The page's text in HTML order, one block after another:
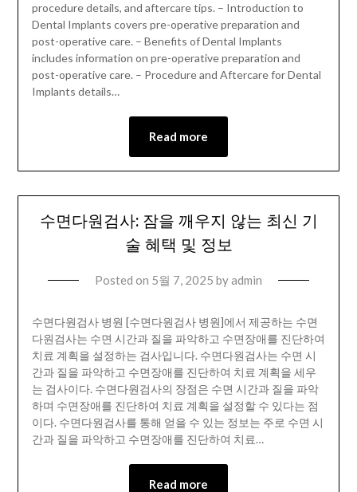
procedure details, and aftercare tips. – Introduction to
Dental Implants covers pre-operative preparation and
post-operative care. – Benefits of Dental Implants
includes information on pre-operative preparation and
post-operative care. – Procedure and Aftercare for Dental
Implants details…
Read more
수면다원검사: 잠을 깨우지 않는 최신 기
술 혜택 및 정보
Posted on 5월 7, 2025 byadmin
수면다원검사 병원 [수면다원검사 병원]에서 제공하는 수면
다원검사는 수면 시간과 질을 파악하고 수면장애를 진단하여
치료 계획을 설정하는 검사입니다. 수면다원검사는 수면 시
간과 질을 파악하고 수면장애를 진단하여 치료 계획을 세우
는 검사이다. 수면다원검사의 장점은 수면 시간과 질을 파악
하며 수면장애를 진단하여 치료 계획을 설정할 수 있다는 점
이다. 수면다원검사를 통해 얻을 수 있는 정보는 주로 수면 시
간과 질을 파악하고 수면장애를 진단하여 치료…
Read more